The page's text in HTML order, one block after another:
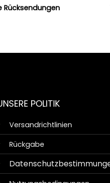
Rücksendungen
POLITIK
Versandrichtlinien
Rückgabe